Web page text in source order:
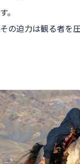
す。
その迫力は観る者を